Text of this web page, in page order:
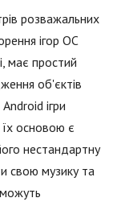
розважальних
ігор ОС
має простий
об'єктів
ігри
їх основою є
нестандартну
свою музику та
можуть